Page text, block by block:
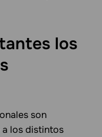
los
son
los distintos